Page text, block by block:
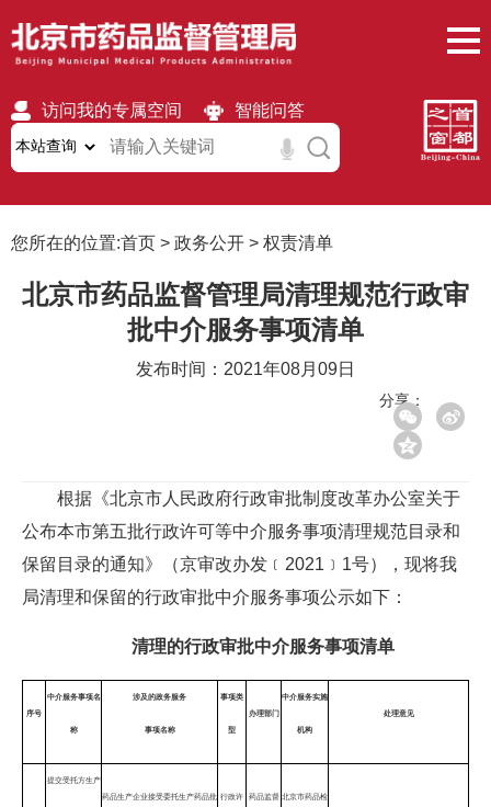
访问我的专属空间 智能问答
无障碍 繁體 移动版
您所在的位置:首页 > 政务公开 > 权责清单
北京市药品监督管理局清理规范行政审
批中介服务事项清单
发布时间：2021年08月09日
分享：
根据《北京市人民政府行政审批制度改革办公室关于
公布本市第五批行政许可等中介服务事项清理规范目录和
保留目录的通知》（京审改办发﹝2021﹞1号），现将我
局清理和保留的行政审批中介服务事项公示如下：
清理的行政审批中介服务事项清单
序号
中介服务事项名
称
涉及的政务服务
事项名称
事项类
型
办理部门
中介服务实施
机构
处理意见
提交受托方生产
药品生产企业接受委托生产药品批 行政许 药品监督 北京市药品检